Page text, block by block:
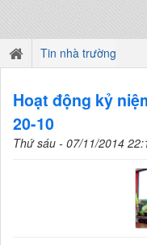
Tin nhà trường
Hoạt động kỷ
20-10
Thứ sáu - 07/11/2014